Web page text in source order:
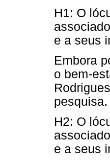
H1: O
e a seus
Embora
o bem-
pesquisa.
H2: O
e a seus